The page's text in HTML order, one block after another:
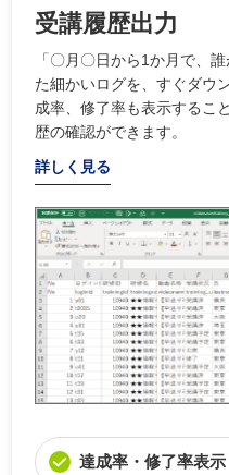
受講履歴出力
「〇月〇日から1か月で、
た細かいログを、すぐダウ
成率、修了率も表示するこ
歴の確認ができます。
詳しく見る
達成率・修了率表示